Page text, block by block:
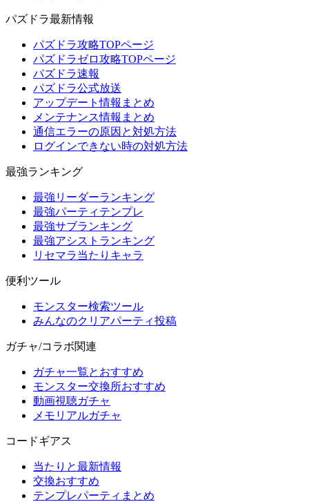
パズドラ最新情報
パズドラ攻略TOPページ
パズドラゼロ攻略TOPページ
パズドラ速報
パズドラ公式放送
アップデート情報まとめ
メンテナンス情報まとめ
通信エラーの原因と対処方法
ログインできない時の対処方法
最強ランキング
最強リーダーランキング
最強パーティテンプレ
最強サブランキング
最強アシストランキング
リセマラ当たりキャラ
便利ツール
モンスター検索ツール
みんなのクリアパーティ投稿
ガチャ/コラボ関連
ガチャ一覧とおすすめ
モンスター交換所おすすめ
動画視聴ガチャ
メモリアルガチャ
コードギアス
当たりと最新情報
交換おすすめ
テンプレパーティまとめ